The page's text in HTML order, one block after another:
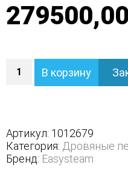
Печь
-
Варианты
кожуха
-
В корзину
Артикул: 1012679
Категория: Дровяные
Бренд: Easysteam